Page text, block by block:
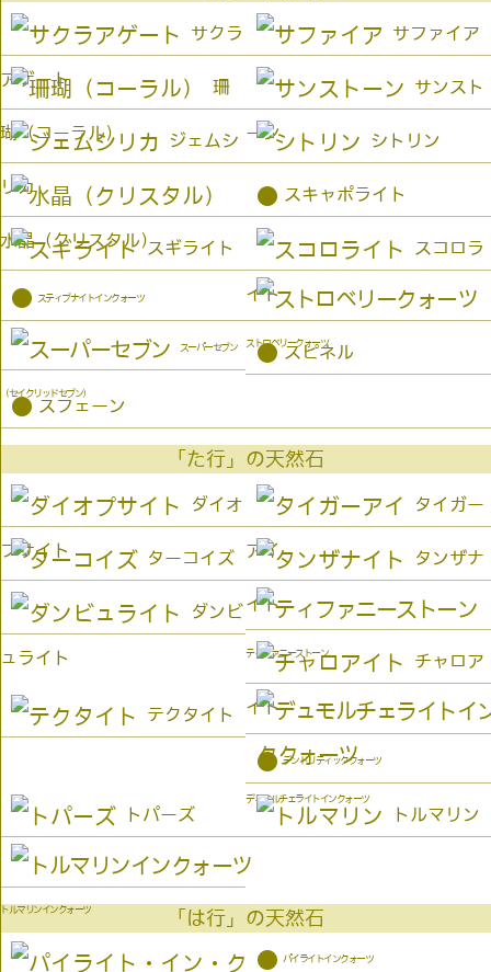
サクラ
アゲート
サファイア
珊
瑚（コーラル）
サンスト
ーン
ジェムシ
リカ
シトリン
水晶（クリスタル）
● スキャポライト
スギライト スコロラ
イト
● スティブナイトインクォーツ
ストロベリークォーツ
スーパーセブン
（セイクリッドセブン）
● スピネル
● スフェーン
「た行」の天然石
ダイオ
プサイト
タイガー
アイ
ターコイズ タンザナ
イト
ダンビ
ュライト ティファニーストーン チャロア
イト
テクタイト
デュモルチェライトインクォーツ
● デンドリティッククォーツ
トパーズ トルマリン
トルマリンインクォーツ 「は行」の天然石
● パイライトインクォーツ